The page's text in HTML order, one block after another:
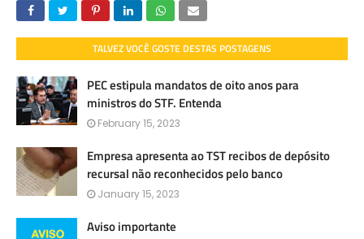
TALVEZ VOCÊ GOSTE DESTAS POSTAGENS
PEC estipula mandatos de oito anos para
ministros do STF. Entenda
February 15, 2023
Empresa apresenta ao TST recibos de depósito
recursal não reconhecidos pelo banco
January 15, 2023
Aviso importante